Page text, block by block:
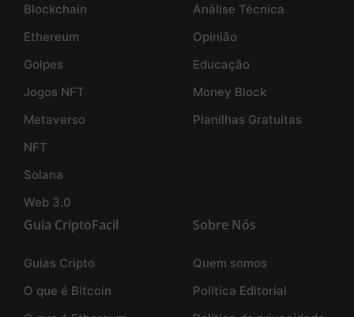
Blockchain
Ethereum
Golpes
Jogos NFT
Metaverso
NFT
Solana
Web 3.0
Análise Técnica
Opinião
Educação
Money Block
Planilhas Gratuitas
Guia CriptoFacil
Guias Cripto
O que é Bitcoin
Sobre Nós
Quem somos
Politica Editorial